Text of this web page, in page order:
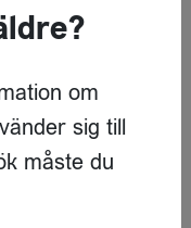
- Rosemary
om
sig till
måste du